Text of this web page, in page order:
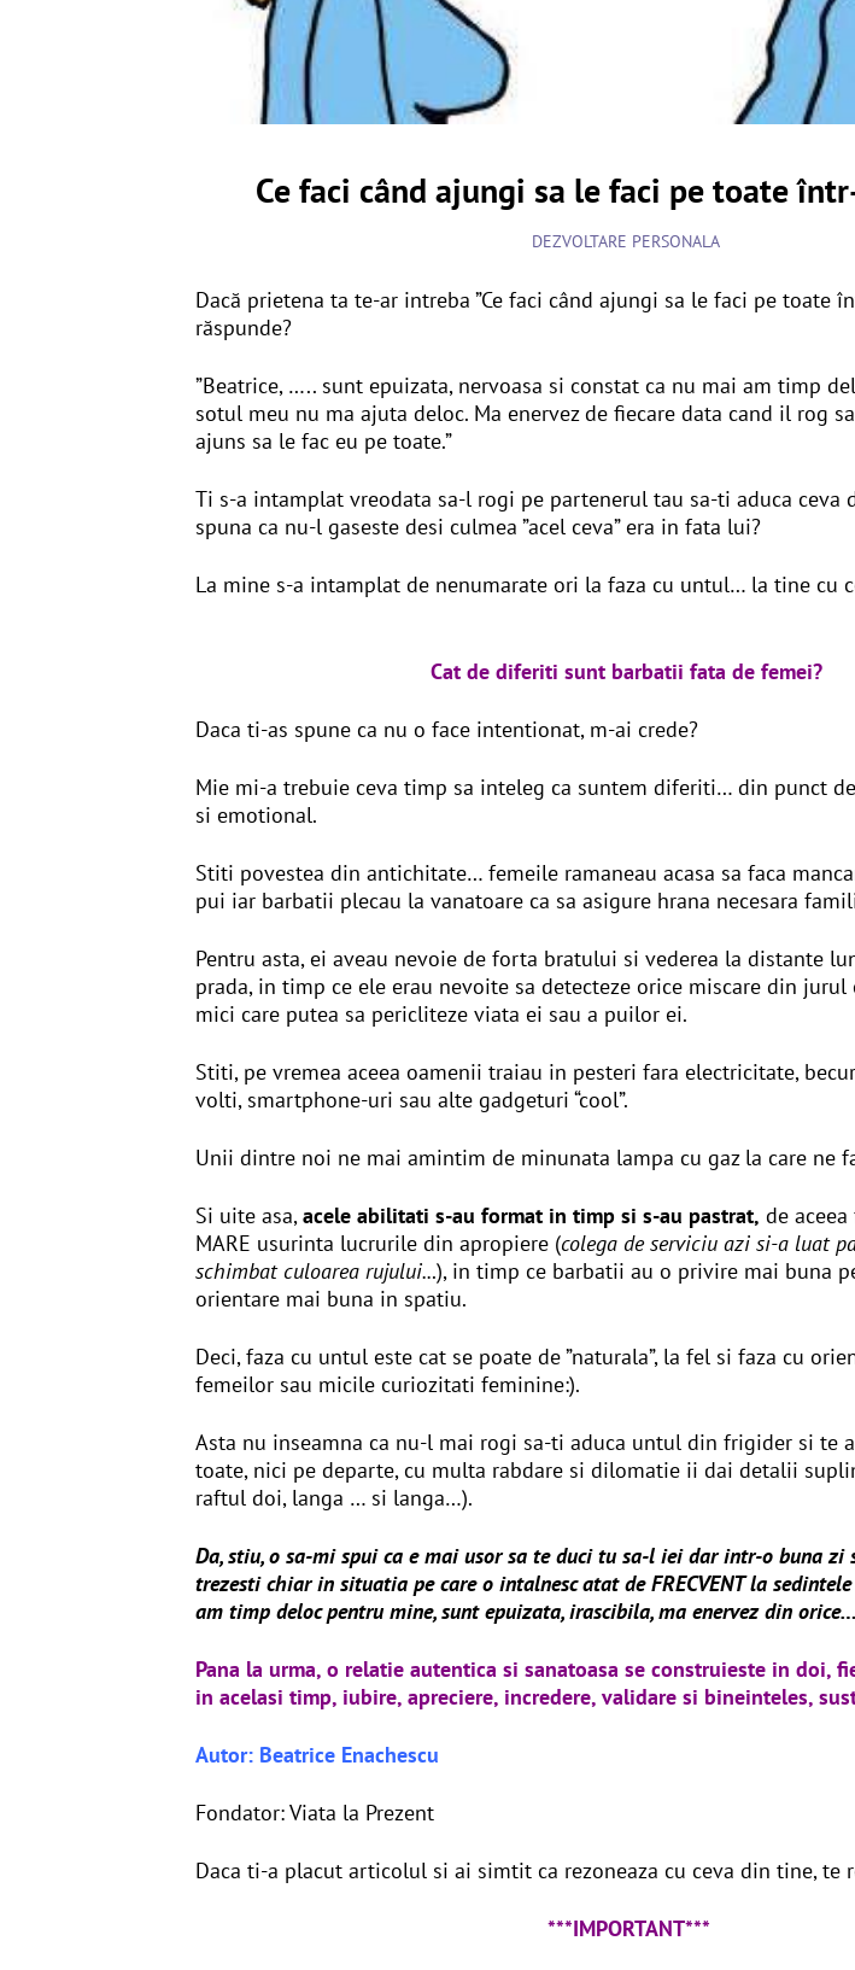
Ce faci când ajungi sa le faci pe toate
DEZVOLTARE PERSONALA
Dacă prietena ta te-ar intreba ”Ce faci când ajungi sa le faci pe toate
răspunde?
”Beatrice, ….. sunt epuizata, nervoasa si constat ca nu mai am timp
sotul meu nu ma ajuta deloc. Ma enervez de fiecare data cand il rog
ajuns sa le fac eu pe toate.”
Ti s-a intamplat vreodata sa-l rogi pe partenerul tau sa-ti aduca ceva
spuna ca nu-l gaseste desi culmea ”acel ceva” era in fata lui?
La mine s-a intamplat de nenumarate ori la faza cu untul… la tine cu
Cat de diferiti sunt barbatii fata de femei?
Daca ti-as spune ca nu o face intentionat, m-ai crede?
Mie mi-a trebuie ceva timp sa inteleg ca suntem diferiti… din punct
si emotional.
Stiti povestea din antichitate… femeile ramaneau acasa sa faca
pui iar barbatii plecau la vanatoare ca sa asigure hrana necesara
Pentru asta, ei aveau nevoie de forta bratului si vederea la distante
prada, in timp ce ele erau nevoite sa detecteze orice miscare din
mici care putea sa pericliteze viata ei sau a puilor ei.
Stiti, pe vremea aceea oamenii traiau in pesteri fara electricitate,
volti, smartphone-uri sau alte gadgeturi “cool”.
Unii dintre noi ne mai amintim de minunata lampa cu gaz la care ne
Si uite asa,acele abilitati s-au format in timp si s-au pastrat, de
MARE usurinta lucrurile din apropiere (colega de serviciu azi si-a luat
schimbat culoarea rujului...), in timp ce barbatii au o privire mai buna
orientare mai buna in spatiu.
Deci, faza cu untul este cat se poate de ”naturala”, la fel si faza cu
femeilor sau micile curiozitati feminine:).
Asta nu inseamna ca nu-l mai rogi sa-ti aduca untul din frigider si te
toate, nici pe departe, cu multa rabdare si dilomatie ii dai detalii
raftul doi, langa … si langa…).
Da, stiu, o sa-mi spui ca e mai usor sa te duci tu sa-l iei dar intr-o buna zi
trezesti chiar in situatia pe care o intalnesc atat de FRECVENT la
am timp deloc pentru mine, sunt epuizata, irascibila, ma enervez din
Pana la urma, o relatie autentica si sanatoasa se construieste in doi,
in acelasi timp, iubire, apreciere, incredere, validare si bineinteles,
Autor: Beatrice Enachescu
Fondator: Viata la Prezent
Daca ti-a placut articolul si ai simtit ca rezoneaza cu ceva din tine, te
***IMPORTANT***